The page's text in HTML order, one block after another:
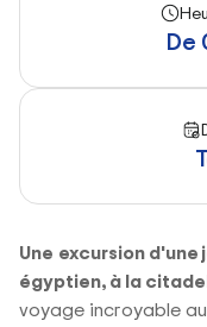
De
Une excursion d'une
égyptien, à la
voyage incroyable